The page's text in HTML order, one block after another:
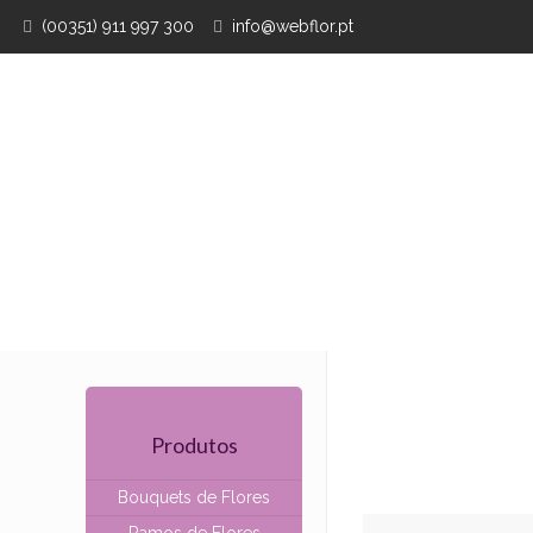
(00351) 911 997 300 info@webflor.pt
Produtos
Bouquets de Flores